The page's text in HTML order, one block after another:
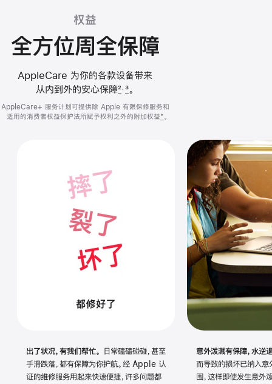
权益
全方位周全保障
AppleCare 为你的各款设备带来
从内到外的安心保障2 3。
AppleCare+ 服务计划可提供除 Apple 有限保修服务和
适用的消费者权益保护法所赋予权利之外的 附加权益*。
出了状况，有我们帮忙。
日常磕磕碰碰，甚至
手滑跌落，都有保障为你护航。经 Apple 认
证的维修服务用起来快速便捷，许多问题都
意外泼溅有保障，水逆
而导致的损坏已纳入意
围，这样即使发生意外